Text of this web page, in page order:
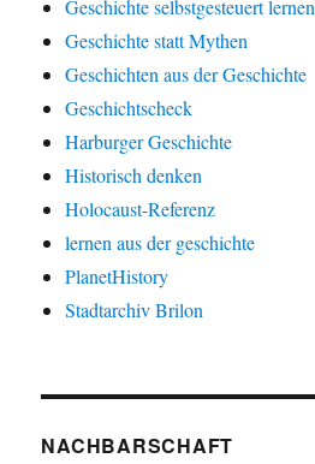
Geschichte selbstgesteuert lernen
Geschichte statt Mythen
Geschichten aus der Geschichte
Geschichtscheck
Harburger Geschichte
Historisch denken
Holocaust-Referenz
lernen aus der geschichte
PlanetHistory
Stadtarchiv Brilon
NACHBARSCHAFT